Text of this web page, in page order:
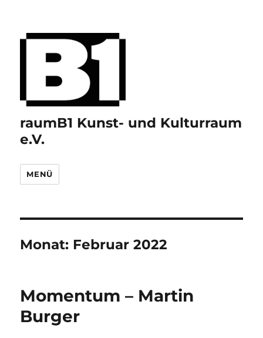
raumB1 Kunst- und Kulturraum
e.V.
MENÜ
Monat: Februar 2022
Momentum – Martin
Burger